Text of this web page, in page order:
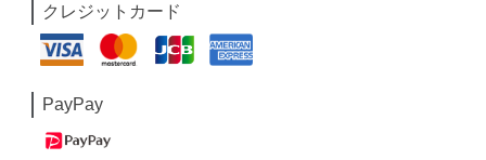
クレジットカード
PayPay